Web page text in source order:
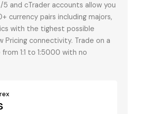
and cTrader accounts allow you
currency pairs including majors,
with the tighest possible
Pricing connectivity. Trade on a
1:1 to 1:5000 with no